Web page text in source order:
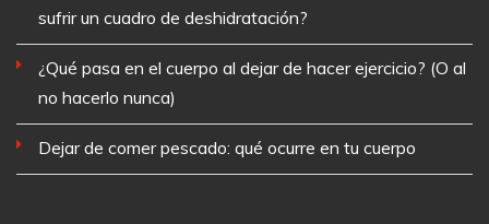
sufrir un cuadro de deshidratación?
¿Qué pasa en el cuerpo al dejar de hacer ejercicio? (O al
no hacerlo nunca)
Dejar de comer pescado: qué ocurre en tu cuerpo